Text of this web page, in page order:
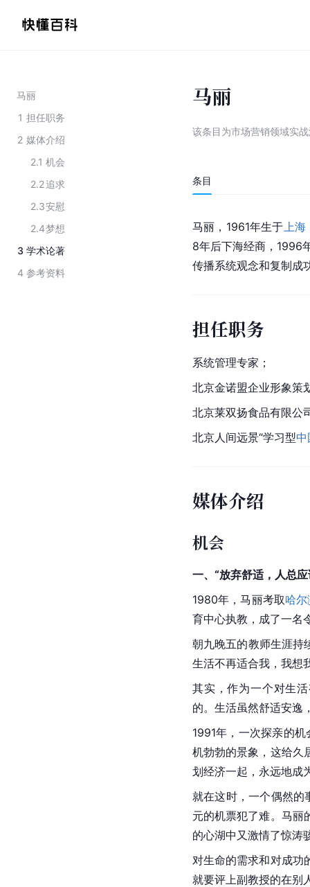
马丽
1 担任职务
2 媒体介绍
2.1 机会
2.2追求
2.3安慰
2.4梦想
3 学术论著
4 参考资料
马丽
该条目为市场营销领域实
条目
马丽，1961年生于 上海
8年后下海经商，1996
传播系统观念和复制成
担任职务
系统管理专家；
北京金诺盟企业形象策
北京莱双扬食品有限公
北京人间远景“学习型中
媒体介绍
机会
一、“放弃舒适，人总
1980年，马丽考取哈
育中心执教，成了一名
朝九晚五的教师生涯持
生活不再适合我，我想
其实，作为一个对生
的。生活虽然舒适安逸
1991年，一次探亲的
机勃勃的景象，这给久
划经济一起，永远地成
就在这时，一个偶然的
元的机票犯了难。马丽
的心湖中又激情了惊涛
对生命的需求和对成
就要评上副教授的在别